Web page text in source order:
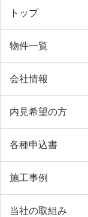
トップ
物件一覧
会社情報
内見希望の方
各種申込書
施工事例
当社の取組み